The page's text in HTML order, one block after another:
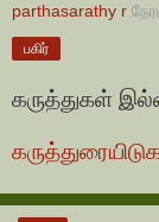
parthasarathy r
பகிர்
கருத்துகள்
கருத்துரையிடுக